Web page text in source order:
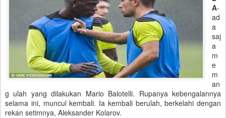
A-
ad
a
saj
a
m
e
m
an
g ulah yang dilakukan Mario Balotelli. Rupanya kebengalannya
selama ini, muncul kembali. Ia kembali berulah, berkelahi dengan
rekan setimnya, Aleksander Kolarov.